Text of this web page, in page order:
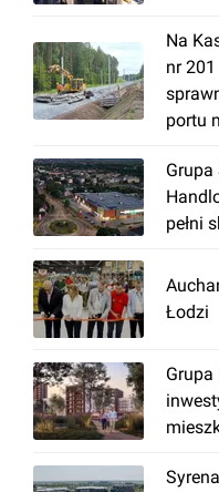
Na
nr
portu
Grupa
pełni
Łodzi